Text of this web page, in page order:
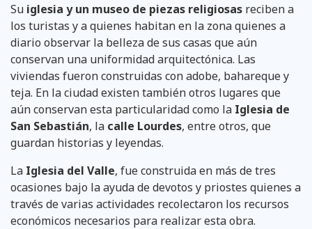
Su iglesia y un museo de piezas religiosas reciben a
los turistas y a quienes habitan en la zona quienes a
diario observar la belleza de sus casas que aún
conservan una uniformidad arquitectónica. Las
viviendas fueron construidas con adobe, bahareque y
teja. En la ciudad existen también otros lugares que
aún conservan esta particularidad como la Iglesia de
San Sebastián, la calle Lourdes, entre otros, que
guardan historias y leyendas.
La Iglesia del Valle, fue construida en más de tres
ocasiones bajo la ayuda de devotos y priostes quienes a
través de varias actividades recolectaron los recursos
económicos necesarios para realizar esta obra.